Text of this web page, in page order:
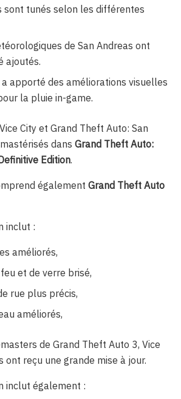
sont tunés selon les différentes
de San Andreas ont
ajoutés.
a apporté des améliorations visuelles
la pluie in-game.
City et Grand Theft Auto: San
dans Grand Theft Auto:
Edition.
également Grand Theft Auto
inclut :
améliorés,
et de verre brisé,
rue plus précis,
améliorés,
de Grand Theft Auto 3, Vice
ont reçu une grande mise à jour.
inclut également :